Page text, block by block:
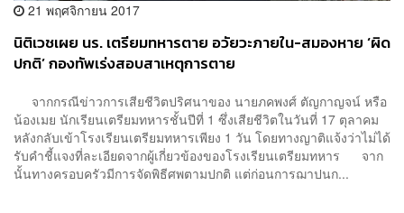
21 พฤศจิกายน 2017
นิติเวชเผย นร. เตรียมทหารตาย อวัยวะภายใน-สมองหาย ‘ผิด
ปกติ’ กองทัพเร่งสอบสาเหตุการตาย
จากกรณีข่าวการเสียชีวิตปริศนาของ นายภคพงศ์ ตัญกาญจน์ หรือ
น้องเมย นักเรียนเตรียมทหารชั้นปีที่ 1 ซึ่งเสียชีวิตในวันที่ 17 ตุลาคม
หลังกลับเข้าโรงเรียนเตรียมทหารเพียง 1 วัน โดยทางญาติแจ้งว่าไม่ได้
รับคำชี้แจงที่ละเอียดจากผู้เกี่ยวข้องของโรงเรียนเตรียมทหาร จาก
นั้นทางครอบครัวมีการจัดพิธีศพตามปกติ แต่ก่อนการฌาปนก...